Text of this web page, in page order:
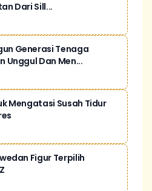
Dari Sill...
Generasi Tenaga
Unggul Dan Men...
Mengatasi Susah Tidur
Figur Terpilih